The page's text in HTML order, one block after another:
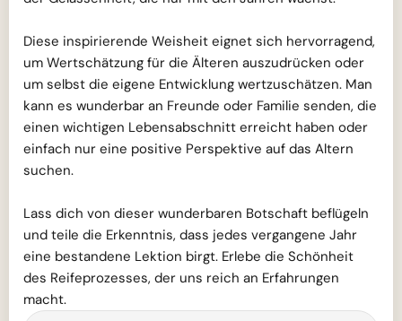
Diese inspirierende Weisheit eignet sich hervorragend,
um Wertschätzung für die Älteren auszudrücken oder
um selbst die eigene Entwicklung wertzuschätzen. Man
kann es wunderbar an Freunde oder Familie senden, die
einen wichtigen Lebensabschnitt erreicht haben oder
einfach nur eine positive Perspektive auf das Altern
suchen.
Lass dich von dieser wunderbaren Botschaft beflügeln
und teile die Erkenntnis, dass jedes vergangene Jahr
eine bestandene Lektion birgt. Erlebe die Schönheit
des Reifeprozesses, der uns reich an Erfahrungen
macht.